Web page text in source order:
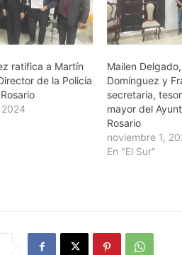
ratifica a Martín
de la Policía
Mailen
Domínguez y
secretaria,
mayor del
Rosario
noviembre 1,
En "El Sur"